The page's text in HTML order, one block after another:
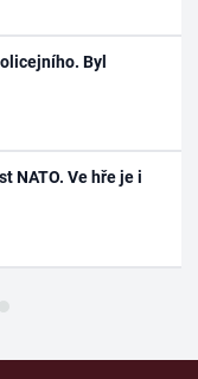
Byl
NATO. Ve hře je i